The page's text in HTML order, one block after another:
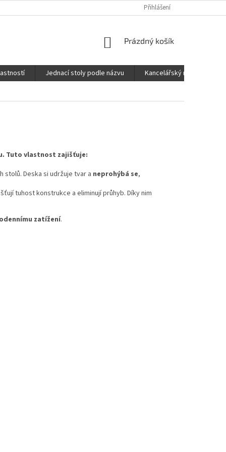
Přihlášení
NÁKUPNÍ
Prázdný košík
Jednací stoly podle názvu Kancelářský nábytek FOX
Tuto vlastnost zajišťuje:
Deska si udržuje tvar a neprohýbá se,
tuhost konstrukce a eliminují průhyb. Díky nim
zatížení.